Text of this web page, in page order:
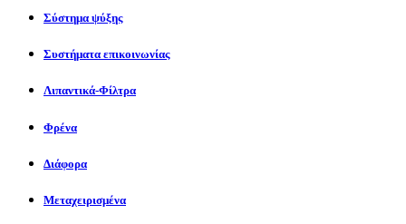
Σύστημα ψύξης
Συστήματα επικοινωνίας
Λιπαντικά-Φίλτρα
Φρένα
Διάφορα
Μεταχειρισμένα